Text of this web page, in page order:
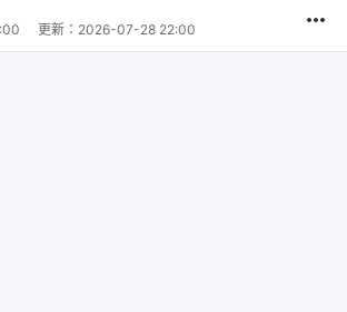
更新： 2026-07-28 22:00